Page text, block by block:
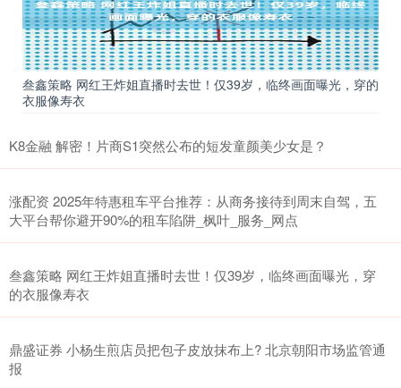
叁鑫策略 网红王炸姐直播时去世！仅39岁，临终画面曝光，穿的
衣服像寿衣
K8金融 解密！片商S1突然公布的短发童颜美少女是？
涨配资 2025年特惠租车平台推荐：从商务接待到周末自驾，五
大平台帮你避开90%的租车陷阱_枫叶_服务_网点
叁鑫策略 网红王炸姐直播时去世！仅39岁，临终画面曝光，穿
的衣服像寿衣
鼎盛证券 小杨生煎店员把包子皮放抹布上? 北京朝阳市场监管通
报